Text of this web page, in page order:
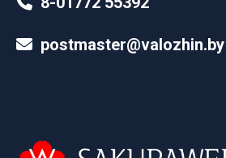
postmaster@valozhin.by